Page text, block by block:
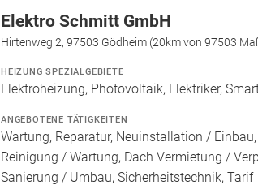
Elektro Schmitt GmbH
Hirtenweg 2, 97503 Gödheim (20km von 97503
HEIZUNG SPEZIALGEBIETE
Elektroheizung, Photovoltaik, Elektriker,
ANGEBOTENE TÄTIGKEITEN
Wartung, Reparatur, Neuinstallation /
Reinigung / Wartung, Dach Vermietung /
Sanierung / Umbau, Sicherheitstechnik, Tarif